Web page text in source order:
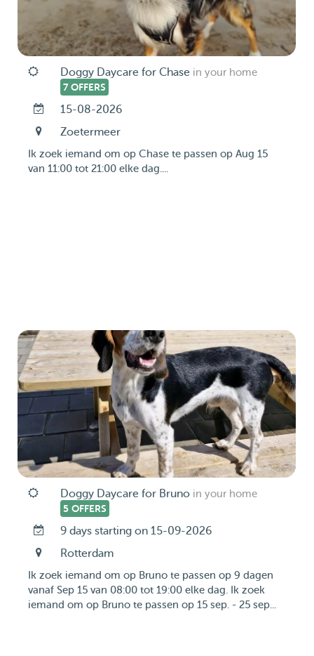
Doggy Daycare for Chase in your home
7 OFFERS
15-08-2026
Zoetermeer
Ik zoek iemand om op Chase te passen op Aug 15
van 11:00 tot 21:00 elke dag....
Doggy Daycare for Bruno in your home
5 OFFERS
9 days starting on 15-09-2026
Rotterdam
Ik zoek iemand om op Bruno te passen op 9 dagen
vanaf Sep 15 van 08:00 tot 19:00 elke dag. Ik zoek
iemand om op Bruno te passen op 15 sep. - 25 sep...